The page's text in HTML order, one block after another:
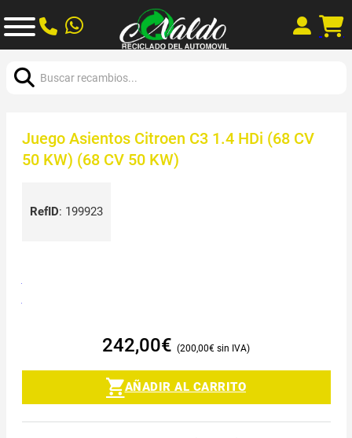
Juego Asientos Citroen C3 1.4 HDi (68 CV
50 KW) (68 CV 50 KW)
RefID: 199923
242,00€ 200,00€
AÑADIR AL CARRITO